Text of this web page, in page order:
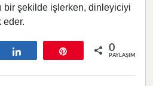
bir şekilde işlerken, dinleyiciyi
eder.
0
PAYLAŞIMLAR